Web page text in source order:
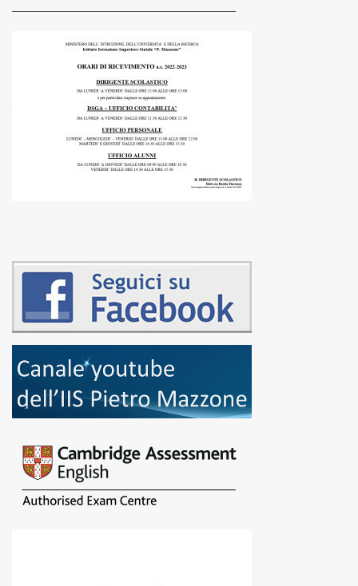
————————————————————